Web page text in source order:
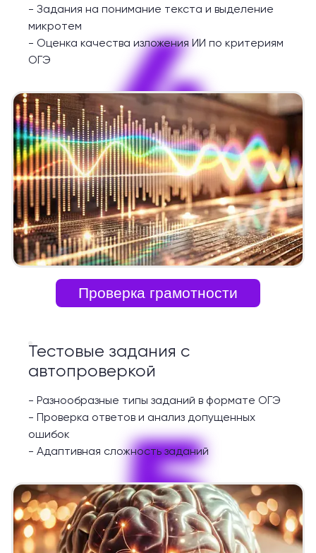
4
- Задания на понимание текста и выделение
микротем
- Оценка качества изложения ИИ по критериям
ОГЭ
Проверка грамотности
5
Тестовые задания с
автопроверкой
- Разнообразные типы заданий в формате ОГЭ
- Проверка ответов и анализ допущенных
ошибок
- Адаптивная сложность заданий